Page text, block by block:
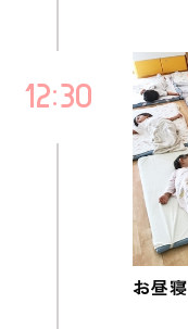
12 30
お昼寝